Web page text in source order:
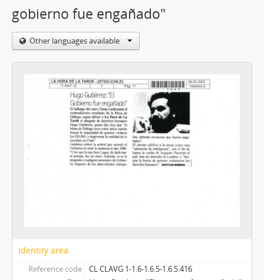
gobierno fue engañado"
Other languages available
Identity area
Reference code
CL CLAVG 1-1.6-1.6.5-1.6.5.416